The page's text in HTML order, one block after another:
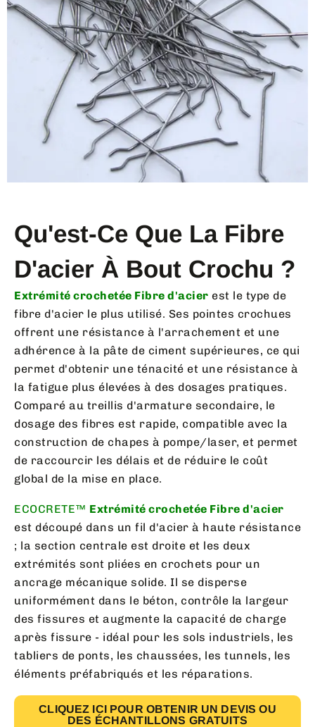
Qu'est-Ce Que La Fibre
D'acier À Bout Crochu ?
Extrémité crochetée Fibre d'acier est le type de
fibre d'acier le plus utilisé. Ses pointes crochues
offrent une résistance à l'arrachement et une
adhérence à la pâte de ciment supérieures, ce qui
permet d'obtenir une ténacité et une résistance à
la fatigue plus élevées à des dosages pratiques.
Comparé au treillis d'armature secondaire, le
dosage des fibres est rapide, compatible avec la
construction de chapes à pompe/laser, et permet
de raccourcir les délais et de réduire le coût
global de la mise en place.
ECOCRETE™ Extrémité crochetée Fibre d'acier
est découpé dans un fil d'acier à haute résistance
; la section centrale est droite et les deux
extrémités sont pliées en crochets pour un
ancrage mécanique solide. Il se disperse
uniformément dans le béton, contrôle la largeur
des fissures et augmente la capacité de charge
après fissure - idéal pour les sols industriels, les
tabliers de ponts, les chaussées, les tunnels, les
éléments préfabriqués et les réparations.
CLIQUEZ ICI POUR OBTENIR UN DEVIS OU
DES ÉCHANTILLONS GRATUITS